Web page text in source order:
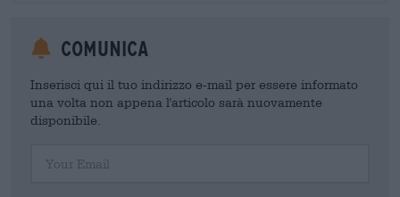
Comunica
Inserisci qui il tuo indirizzo e-mail per essere informato
una volta non appena l'articolo sarà nuovamente
disponibile.